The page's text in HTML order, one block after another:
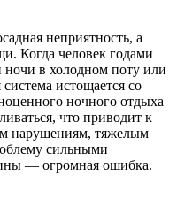
неприятность, а
Когда человек годами
ночи в холодном поту или
истощается со
ночного отдыха
что приводит к
нарушениям, тяжелым
сильными
— огромная ошибка.